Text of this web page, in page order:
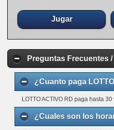
Jugar
Preguntas Frecuentes /
¿Cuanto paga
LOTTO ACTIVO RD paga hasta
¿Cuales son los